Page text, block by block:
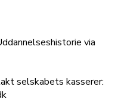
via
selskabets kasserer: